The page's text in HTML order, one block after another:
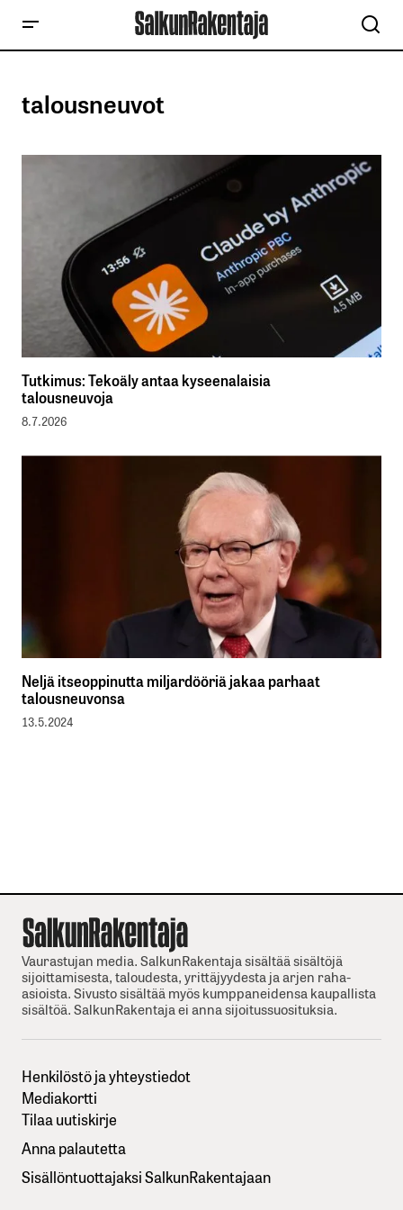
talousneuvot
Tutkimus: Tekoäly antaa kyseenalaisia
talousneuvoja
8.7.2026
Neljä itseoppinutta miljardööriä jakaa parhaat
talousneuvonsa
13.5.2024
Vaurastujan media. SalkunRakentaja sisältää sisältöjä
sijoittamisesta, taloudesta, yrittäjyydesta ja arjen raha-
asioista. Sivusto sisältää myös kumppaneidensa kaupallista
sisältöä. SalkunRakentaja ei anna sijoitussuosituksia.
Henkilöstö ja yhteystiedot
Mediakortti
Tilaa uutiskirje
Anna palautetta
Sisällöntuottajaksi SalkunRakentajaan